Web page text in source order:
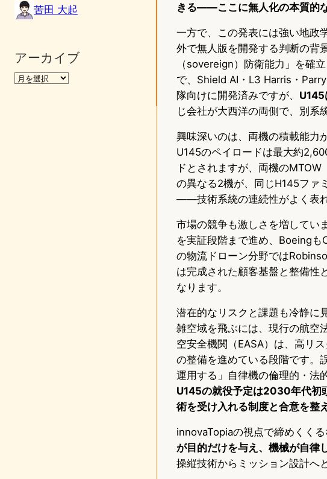
苦田 大起
アーカイブ
きる——ここに無人化の本質的
一方で、この発表には強い地政
外で無人版を開発する判断の背
（sovereign）防衛能力」を確
で、Shield AI・L3 Harris・
隊向けに開発済みですが、 U145
じ会社が大西洋の両側で、別系
興味深いのは、両機の積載能力
U145のペイロードは最大約
ドとされますが、両機の
の異なる2機が、同じH145ファ
——技術系統の連続性がよく表れ
市場の競争も激しさを増してい
を実証段階まで進め、Boeing
の物流ドローン分野では
は完成された顧客基盤と整備性
なります。
潜在的なリスクと課題も冷静に
雑空域を飛ぶには、現行の航空
空安全機関（EASA）は、高リ
の整備を進めている段階です。
運用する」自律機の倫理的・法
U145の就役予定は2030年代初
術を受け入れる制度と合意を整
innovaTopiaの視点で締めくくる
が目的だけを与え、機械が自律
操縦技術からミッション設計へ